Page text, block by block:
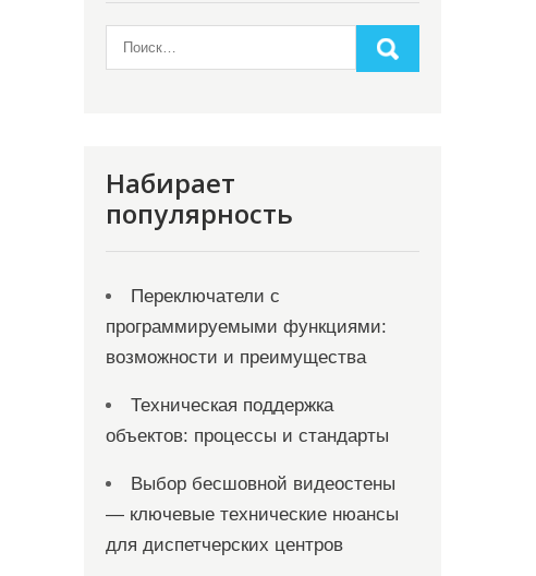
Набирает
популярность
Переключатели с
программируемыми функциями:
возможности и преимущества
Техническая поддержка
объектов: процессы и стандарты
Выбор бесшовной видеостены
— ключевые технические нюансы
для диспетчерских центров